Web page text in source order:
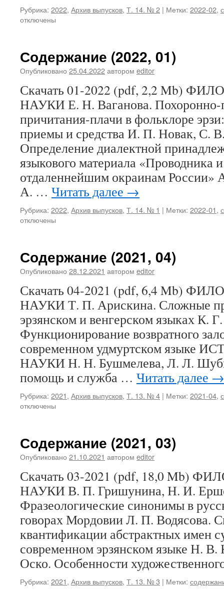
Рубрика: 2022, Архив выпусков, Т. 14. № 2 | Метки: 2022-02,
отключены
Содержание (2022, 01)
Опубликовано 25.04.2022автором editor
Скачать 01-2022 (pdf, 2,2 Mb)
НАУКИ Е. Н. Ваганова. Похоронно-
причитания-плачи в фольклоре
приемы и средства И. П. Новак, С.
Определение диалектной
языкового материала «Проводника
отдаленнейшим окраинам России»
А. … Читать далее →
Рубрика: 2022, Архив выпусков, Т. 14. № 1 | Метки: 2022-01,
отключены
Содержание (2021, 04)
Опубликовано 28.12.2021 автором editor
Скачать 04-2021 (pdf, 6,4 Mb)
НАУКИ Т. П. Арискина. Сложные
эрзянском и венгерском языках К.
Функционирование возвратного
современном удмуртском языке
НАУКИ Н. Н. Бушмелева, Л. Л.
помощь и служба … Читать далее →
Рубрика: 2021, Архив выпусков, Т. 13. № 4 | Метки: 2021-04,
отключены
Содержание (2021, 03)
Опубликовано 21.10.2021 автором editor
Скачать 03-2021 (pdf, 18,0 Mb)
НАУКИ В. П. Гришунина, Н. И.
Фразеологические синонимы в
говорах Мордовии Л. П. Водясова.
квантификации абстрактных имен
современном эрзянском языке Н. В.
Оско. Особенности
Рубрика: 2021, Архив выпусков, Т. 13. № 3 | Метки: